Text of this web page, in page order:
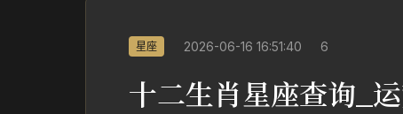
星座 2026-06-16 16:51:40 6
十二生肖星座查询_